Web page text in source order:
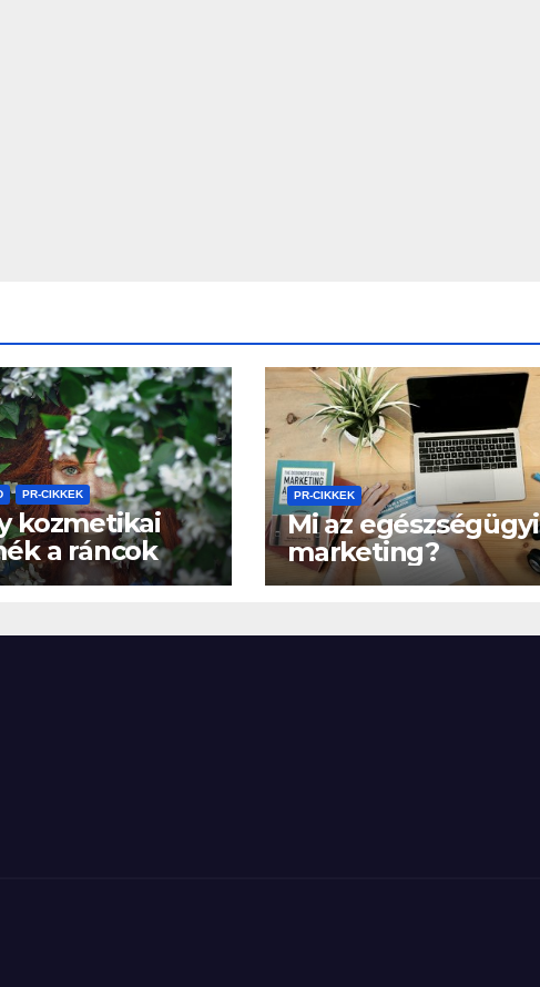
PR-CIKKEK
kozmetikai
a ráncok
PR-CIKKEK
Mi az egészségügyi
marketing?